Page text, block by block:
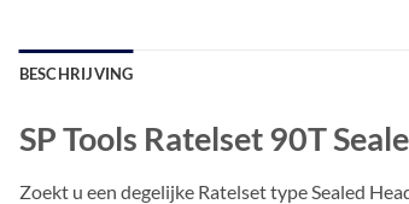
BESCHRIJVING
SP Tools Ratelset 90T
Zoekt u een degelijke Ratelset type Sealed